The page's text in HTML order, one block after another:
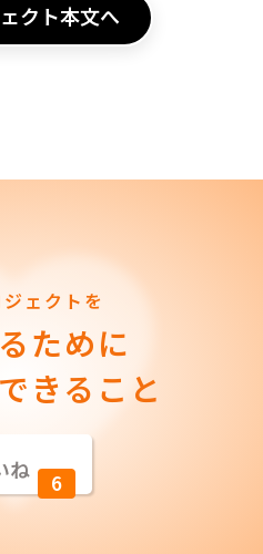
クト本文へ
ェクトを
ために
きること
ね 6